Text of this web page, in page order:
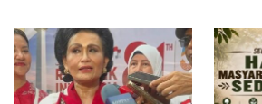
Terakhir